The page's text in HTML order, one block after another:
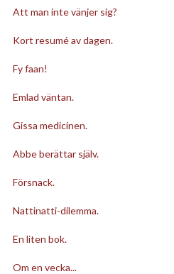
Att man inte vänjer sig?
Kort resumé av dagen.
Fy faan!
Emlad väntan.
Gissa medicinen.
Abbe berättar själv.
Försnack.
Nattinatti-dilemma.
En liten bok.
Om en vecka...